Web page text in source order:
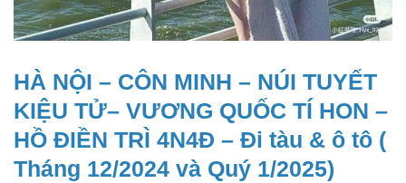
HÀ NỘI – CÔN MINH – NÚI TUYẾT
KIỆU TỬ– VƯƠNG QUỐC TÍ HON –
HỒ ĐIỀN TRÌ 4N4Đ – Đi tàu & ô tô (
Tháng 12/2024 và Quý 1/2025)